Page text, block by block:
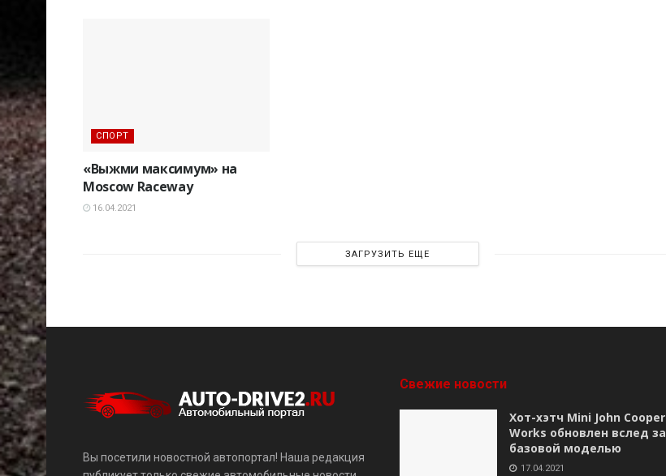
СПОРТ
«Выжми максимум» на
Moscow Raceway
16.04.2021
ЗАГРУЗИТЬ ЕЩЕ
Вы посетили новостной автопортал! Наша редакция
Свежие новости
Хот-хэтч Mini John Cooper
Works обновлен вслед за
базовой моделью
17.04.2021